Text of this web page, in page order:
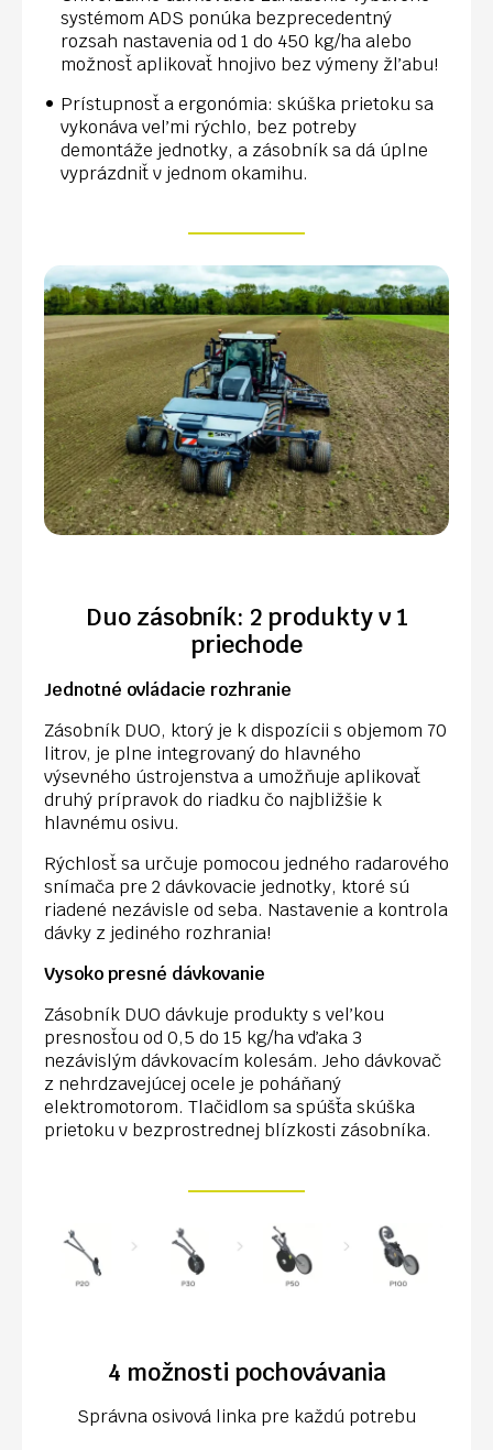
systémom ADS ponúka bezprecedentný
rozsah nastavenia od 1 do 450 kg/ha alebo
možnosť aplikovať hnojivo bez výmeny žľabu!
Prístupnosť a ergonómia: skúška prietoku sa
vykonáva veľmi rýchlo, bez potreby
demontáže jednotky, a zásobník sa dá úplne
vyprázdniť v jednom okamihu.
Duo zásobník: 2 produkty v 1
priechode
Jednotné ovládacie rozhranie
Zásobník DUO, ktorý je k dispozícii s objemom 70
litrov, je plne integrovaný do hlavného
výsevného ústrojenstva a umožňuje aplikovať
druhý prípravok do riadku čo najbližšie k
hlavnému osivu.
Rýchlosť sa určuje pomocou jedného radarového
snímača pre 2 dávkovacie jednotky, ktoré sú
riadené nezávisle od seba. Nastavenie a kontrola
dávky z jediného rozhrania!
Vysoko presné dávkovanie
Zásobník DUO dávkuje produkty s veľkou
presnosťou od 0,5 do 15 kg/ha vďaka 3
nezávislým dávkovacím kolesám. Jeho dávkovač
z nehrdzavejúcej ocele je poháňaný
elektromotorom. Tlačidlom sa spúšťa skúška
prietoku v bezprostrednej blízkosti zásobníka.
4 možnosti pochovávania
Správna osivová linka pre každú potrebu